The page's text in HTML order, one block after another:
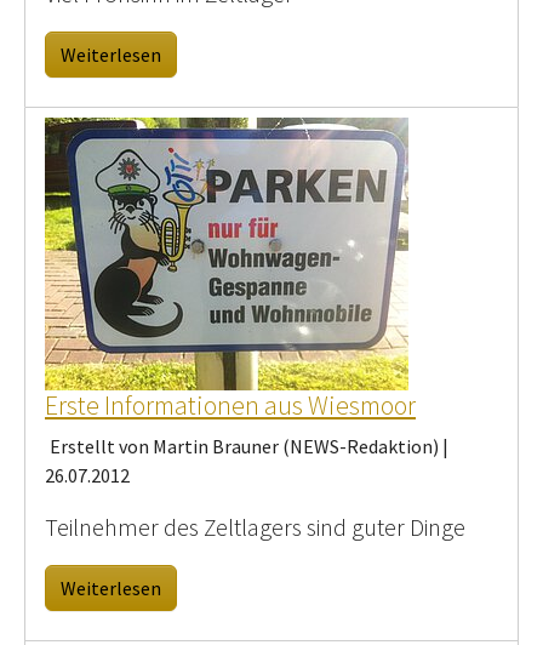
Weiterlesen
Erste Informationen aus Wiesmoor
Erstellt von Martin Brauner (NEWS-Redaktion) |
26.07.2012
Teilnehmer des Zeltlagers sind guter Dinge
Weiterlesen